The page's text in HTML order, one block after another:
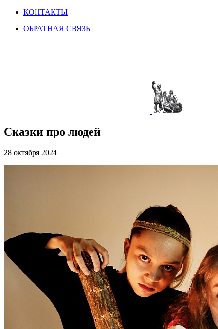
КОНТАКТЫ
ОБРАТНАЯ СВЯЗЬ
Сказки про людей
28 октября 2024